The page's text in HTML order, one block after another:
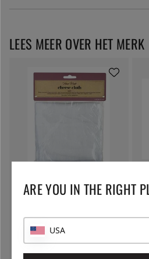
Kaasdoek, filterdoek - Kitchen
Craft
€ 7
5
LEES MEER OVER HET MERK
ARE YOU IN THE RIGHT
USA